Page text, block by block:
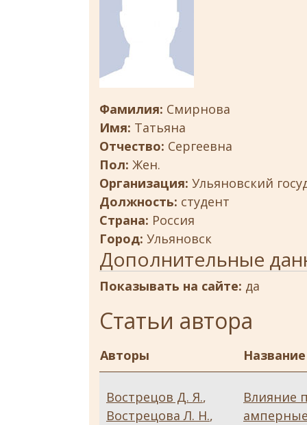
Фамилия: Смирнова
Имя: Татьяна
Отчество: Сергеевна
Пол: Жен.
Организация: Ульяновский
Должность: студент
Страна: Россия
Город: Ульяновск
Дополнительные
Показывать на сайте: да
Статьи автора
Авторы
Вострецов Д. Я.,
Вострецова Л. Н.,
Влияние